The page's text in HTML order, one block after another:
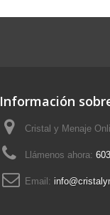
Información
Cristal y Menaje
Llámenos ahora:
Email: